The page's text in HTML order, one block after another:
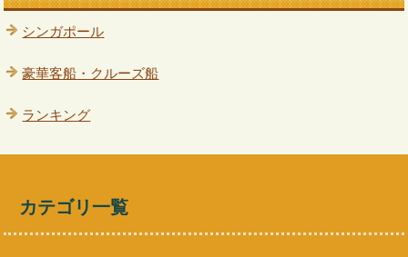
シンガポール
豪華客船・クルーズ船
ランキング
カテゴリ一覧